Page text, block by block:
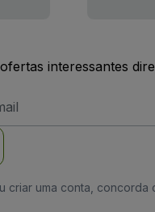
interessantes
criar uma conta, concorda